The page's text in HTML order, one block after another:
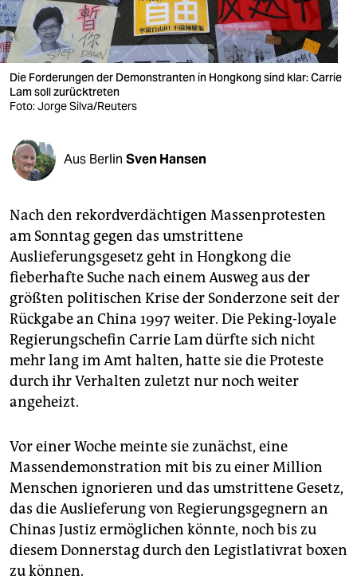
verlag
verlag
veranstaltungen
shop
fragen & hilfe
unterstützen
genossenschaft
epaper login
Die Forderungen der Demonstranten in Hongkong sind klar: Carrie
Lam soll zurücktreten
Foto: Jorge Silva/Reuters
Aus Berlin Sven Hansen
Nach den rekordverdächtigen Massenprotesten
am Sonntag gegen das umstrittene
Auslieferungsgesetz geht in Hongkong die
fieberhafte Suche nach einem Ausweg aus der
größten politischen Krise der Sonderzone seit der
Rückgabe an China 1997 weiter. Die Peking-loyale
Regierungschefin Carrie Lam dürfte sich nicht
mehr lang im Amt halten, hatte sie die Proteste
durch ihr Verhalten zuletzt nur noch weiter
angeheizt.
Vor einer Woche meinte sie zunächst, eine
Massendemonstration mit bis zu einer Million
Menschen ignorieren und das umstrittene Gesetz,
das die Auslieferung von Regierungsgegnern an
Chinas Justiz ermöglichen könnte, noch bis zu
diesem Donnerstag durch den Legistlativrat boxen
zu können.